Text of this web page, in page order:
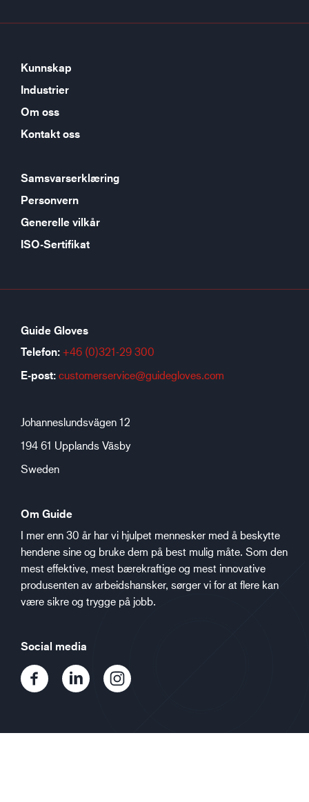
Kunnskap
Industrier
Om oss
Kontakt oss
Samsvarserklæring
Personvern
Generelle vilkår
ISO-Sertifikat
Guide Gloves
Telefon: +46 (0)321-29 300
E-post: customerservice@guidegloves.com
Johanneslundsvägen 12
194 61 Upplands Väsby
Sweden
Om Guide
I mer enn 30 år har vi hjulpet mennesker med å beskytte
hendene sine og bruke dem på best mulig måte. Som den
mest effektive, mest bærekraftige og mest innovative
produsenten av arbeidshansker, sørger vi for at flere kan
være sikre og trygge på jobb.
Social media